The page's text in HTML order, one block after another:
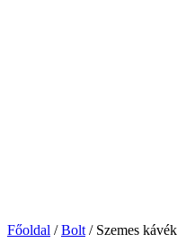
Főoldal / Bolt / Szemes kávék